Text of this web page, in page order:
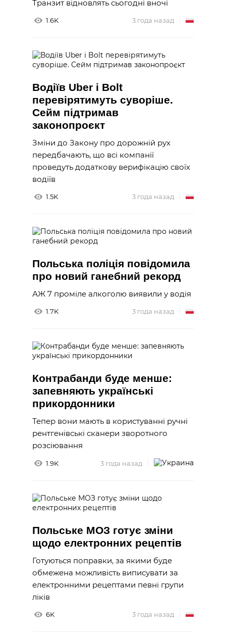
Транзит відновлять сьогодні вночі
1.6K 3 года назад
Водіїв Uber і Bolt
перевірятимуть суворіше.
Сейм підтримав
законопроєкт
Зміни до Закону про дорожній рух
передбачають, що всі компанії
проведуть додаткову верифікацію своїх
водіїв
1.5K 3 года назад
Польська поліція повідомила
про новий ганебний рекорд
АЖ 7 проміле алкоголю виявили у водія
1.7K 3 года назад
Контрабанди буде менше:
запевняють українські
прикордонники
Тепер вони мають в користуванні ручні
рентгенівські сканери зворотного
розсіювання
1.9K 3 года назад
Польське МОЗ готує зміни
щодо електронних рецептів
Готуються поправки, за якими буде
обмежена можливість виписувати за
електронними рецептами певні групи
ліків
6K 3 года назад